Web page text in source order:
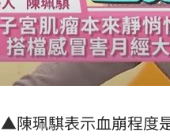
▲陳珮騏表示血崩程度